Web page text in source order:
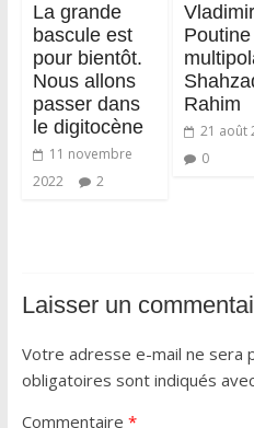
La grande
bascule est
pour bientôt.
Nous allons
passer dans
le digitocène
11 novembre
2022
2
Vladimir
Rahim
21 août
0
Laisser un
Votre adresse e-mail ne sera
obligatoires sont indiqués
Commentaire *